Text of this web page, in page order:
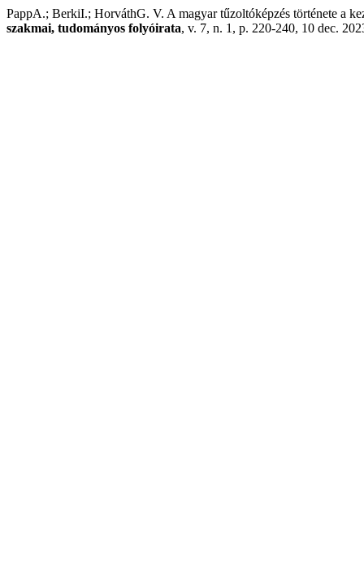
PappA.; BerkiI.; HorváthG. V. A magyar tűzoltóképzés története a
szakmai, tudományos folyóirata, v. 7, n. 1, p. 220-240, 10 dec.